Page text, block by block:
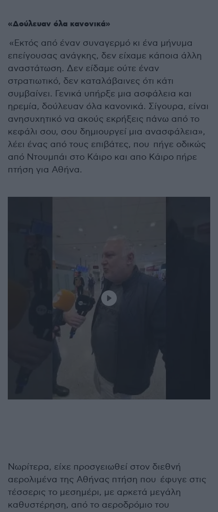
«Δούλευαν όλα κανονικά»
«Εκτός από έναν συναγερμό κι ένα μήνυμα
επείγουσας ανάγκης, δεν είχαμε κάποια άλλη
αναστάτωση. Δεν είδαμε ούτε έναν
στρατιωτικό, δεν καταλάβαινες ότι κάτι
συμβαίνει. Γενικά υπήρξε μια ασφάλεια και
ηρεμία, δούλευαν όλα κανονικά. Σίγουρα, είναι
ανησυχητικό να ακούς εκρήξεις πάνω από το
κεφάλι σου, σου δημιουργεί μια ανασφάλεια»,
λέει ένας από τους επιβάτες, που πήγε οδικώς
από Ντουμπάι στο Κάιρο και απο Κάιρο πήρε
πτήση για Αθήνα.
Νωρίτερα, είχε προσγειωθεί στον διεθνή
αερολιμένα της Αθήνας πτήση που έφυγε στις
τέσσερις το μεσημέρι, με αρκετά μεγάλη
καθυστέρηση, από το αεροδρόμιο του